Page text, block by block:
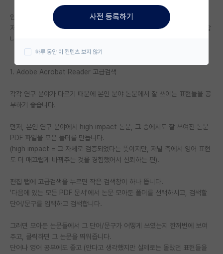
미국 대학원 합격 후기 게시판
대학원생 모집 게시판
연구실(PI) 홍보 게시판
임용 정보 게시판
학부 인턴 게시판
취업 게시판
임용 후기 게시판
PI 전용 게시판
인문사회 계열 게시판
특수/전문대학원 게시판
반도체/AI 게시판
안녕하세요,
저와 같은 고민을 하는 분이 계셔서, 도움이 되면 좋겠다는 바람으로 공유합
니다.
1. Adobe Acrobat Reader 고급검색
각각 연구 분야가 다르기 때문에 본인 분야 논문에서 잘 쓰이는 표현들을 공
부하기 좋습니다.
먼저, 본인 연구 분야에서 high impact 논문, 그 중에서도 잘 쓰여진 논문
PDF 파일을 모은 폴더를 만듭니다.
(high impact = 그 자체로 검증되었다는 뜻이지만, 저널 측에서 영어 표현
도 더 매끄럽게 바꿔주는 것을 경험했어서 신뢰하는 편).
편집 탭에 고급검색을 누르면 작은 검색창이 하나 뜹니다.
'다음에 있는 모든 PDF 문서'에서 논문 모아둔 폴더를 선택하시고, 검색할
단어/문구를 입력하고 검색합니다.
그러면 모아둔 논문들에서 그 단어/문구가 어떻게 쓰였는지 한꺼번에 보여
주고, 클릭하면 그 논문을 띄워줍니다.
단어나 영어 공부에도 좋고 (안다고 생각했지만 실제로는 몰랐던 표현들을
사전 등록하기
하루 동안 이 컨텐츠 보지 않기